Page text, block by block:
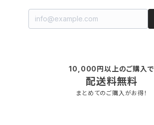
10,000円以上のご購入で
配送料無料
まとめてのご購入がお得！